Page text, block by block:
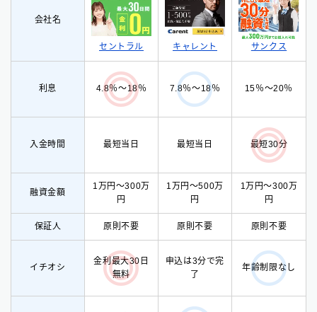
会社名
セントラル キャレント サンクス
利息 4.8％〜18％ 7.8％〜18％ 15％〜20％
入金時間 最短当日 最短当日 最短30分
融資金額
1万円〜300万
円
1万円〜500万
円
1万円〜300万
円
保証人 原則不要 原則不要 原則不要
イチオシ
金利最大30日
無料
申込は3分で完
了
年齢制限なし